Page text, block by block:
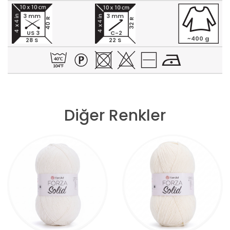
28 S
40 R
3 mm
US 3
22 S
32 R
3 mm
C-2
~400 g
Diğer Renkler